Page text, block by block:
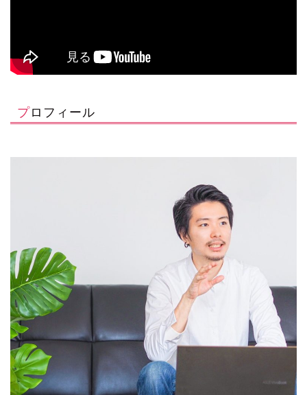
プロフィール